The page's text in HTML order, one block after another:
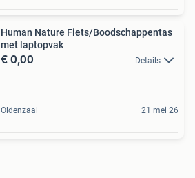
Human Nature Fiets/Boodschappentas
met laptopvak
€ 0,00 Details
Oldenzaal 21 mei 26